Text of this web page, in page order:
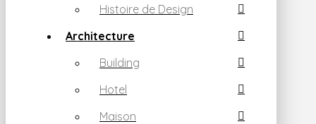
Histoire de Design
Architecture
Building
Hotel
Maison